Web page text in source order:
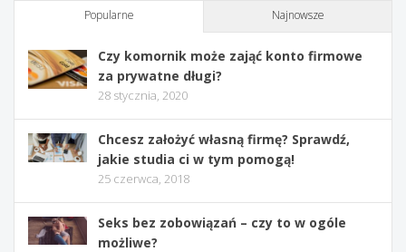
Popularne Najnowsze
Czy komornik może zająć konto firmowe
za prywatne długi?
28 stycznia, 2020
Chcesz założyć własną firmę? Sprawdź,
jakie studia ci w tym pomogą!
25 czerwca, 2018
Seks bez zobowiązań – czy to w ogóle
możliwe?